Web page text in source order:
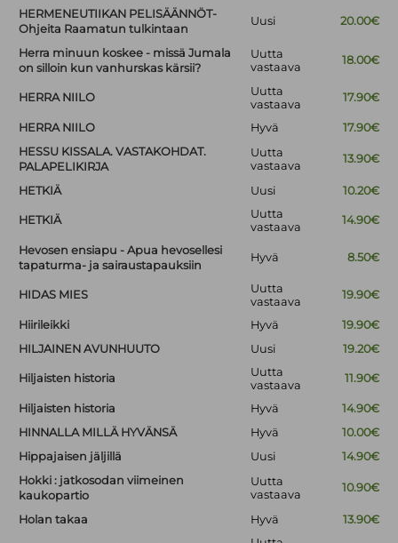
HERMENEUTIIKAN PELISÄÄNNÖT-
Ohjeita Raamatun tulkintaan
Uusi 20.00€
Herra minuun koskee - missä Jumala
on silloin kun vanhurskas kärsii?
Uutta
vastaava
18.00€
HERRA NIILO
Uutta
vastaava
17.90€
HERRA NIILO Hyvä
17.90€
HESSU KISSALA. VASTAKOHDAT.
PALAPELIKIRJA
Uutta
vastaava
13.90€
HETKIÄ Uusi 10.20€
HETKIÄ
Uutta
vastaava
14.90€
Hevosen ensiapu - Apua hevosellesi
tapaturma- ja sairaustapauksiin
Hyvä 8.50€
HIDAS MIES
Uutta
vastaava
19.90€
Hiirileikki Hyvä
19.90€
HILJAINEN AVUNHUUTO
Uusi 19.20€
Hiljaisten historia
Uutta
vastaava
11.90€
Hiljaisten historia Hyvä
14.90€
HINNALLA MILLÄ HYVÄNSÄ
Hyvä
10.00€
Hippajaisen jäljillä
Uusi
14.90€
Hokki : jatkosodan viimeinen
kaukopartio
Uutta
vastaava
10.90€
Holan takaa Hyvä 13.90€